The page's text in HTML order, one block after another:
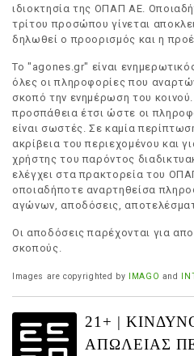
ιδιοκτησία της ΟΠΑΠ ΑΕ.
τρίτου προσώπου γίνεται
δηλωθεί ο προορισμός και η
Το "agones.gr" είναι
όλες οι πληροφορίες που
σκοπό την ενημέρωση του
προσπάθεια έτσι ώστε οι
είναι σωστές. Σε καμία
ακρίβεια του περιεχομένου και
χρήστης του παρόντος
ελέγχει στα πρακτορεία του
οποιαδήποτε αναρτηθείσα
αγώνων, αποδόσεις,
Οι αποδόσεις παρέχονται για
σκοπούς.
Images are copyrighted by IMAGO and
21+ |
ΑΠΩΛΕΙΑΣ